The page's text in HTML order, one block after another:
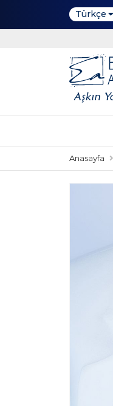
Türkçe
Anasayfa